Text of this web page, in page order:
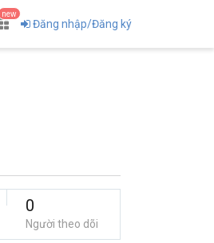
new
Đăng nhập/Đăng ký
0
Người theo dõi